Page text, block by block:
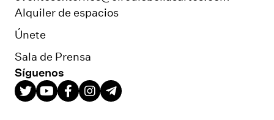
Alquiler de espacios
Únete
Sala de Prensa
Síguenos